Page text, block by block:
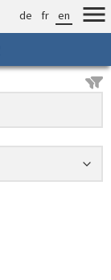
de fr en